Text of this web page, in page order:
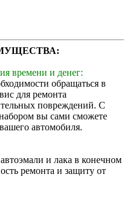
времени и денег:
обращаться в
для ремонта
повреждений. С
вы сами сможете
автомобиля.
и лака в конечном
ремонта и защиту от